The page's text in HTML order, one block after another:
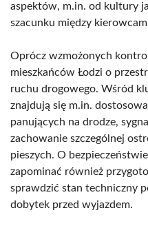
aspektów, m.in. od kultury
szacunku między
Oprócz wzmożonych
mieszkańców Łodzi o
ruchu drogowego. Wśród
znajdują się m.in.
panujących na drodze,
zachowanie szczególnej
pieszych. O
zapominać również
sprawdzić stan techniczny
dobytek przed wyjazdem.